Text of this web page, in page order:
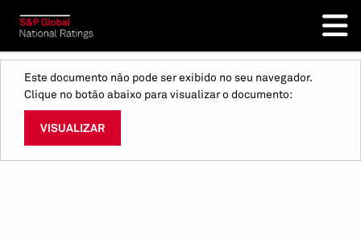
Este documento não pode ser exibido no seu navegador.
Clique no botão abaixo para visualizar o documento:
VISUALIZAR